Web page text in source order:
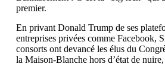
premier.
En privant Donald Trump de ses
entreprises privées comme Facebook,
consorts ont devancé les élus du
la Maison-Blanche hors d’état de